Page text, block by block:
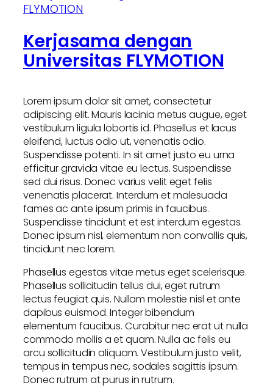
Kerjasama dengan
Universitas FLYMOTION
Lorem ipsum dolor sit amet, consectetur
adipiscing elit. Mauris lacinia metus augue, eget
vestibulum ligula lobortis id. Phasellus et lacus
eleifend, luctus odio ut, venenatis odio.
Suspendisse potenti. In sit amet justo eu urna
efficitur gravida vitae eu lectus. Suspendisse
sed dui risus. Donec varius velit eget felis
venenatis placerat. Interdum et malesuada
fames ac ante ipsum primis in faucibus.
Suspendisse tincidunt et est interdum egestas.
Donec ipsum nisl, elementum non convallis quis,
tincidunt nec lorem.
Phasellus egestas vitae metus eget scelerisque.
Phasellus sollicitudin tellus dui, eget rutrum
lectus feugiat quis. Nullam molestie nisl et ante
dapibus euismod. Integer bibendum
elementum faucibus. Curabitur nec erat ut nulla
commodo mollis a et quam. Nulla ac felis eu
arcu sollicitudin aliquam. Vestibulum justo velit,
tempus in tempus nec, sodales sagittis ipsum.
Donec rutrum at purus in rutrum.